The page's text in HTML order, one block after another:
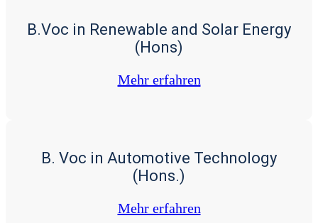
B.Voc in Renewable and Solar Energy
(Hons)
Mehr erfah­ren
B. Voc in Automotive Technology
(Hons.)
Mehr erfah­ren